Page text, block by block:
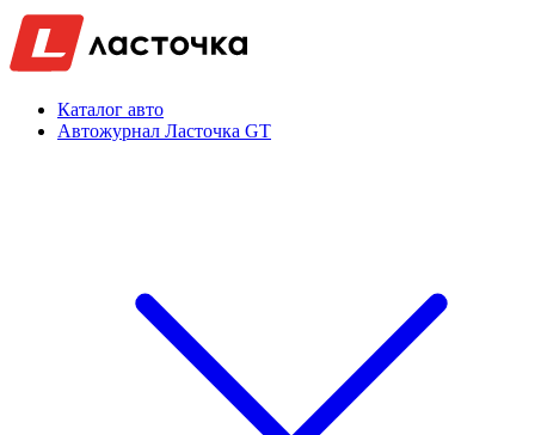
Каталог авто
Автожурнал Ласточка GT